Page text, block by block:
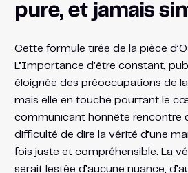
pure, et jamais
Cette formule tirée de la pièce
L’Importance d’être constant,
éloignée des préoccupations de
mais elle en touche pourtant le
communicant honnête rencontre
difficulté de dire la vérité d’une
fois juste et compréhensible. La
serait lestée d’aucune nuance,